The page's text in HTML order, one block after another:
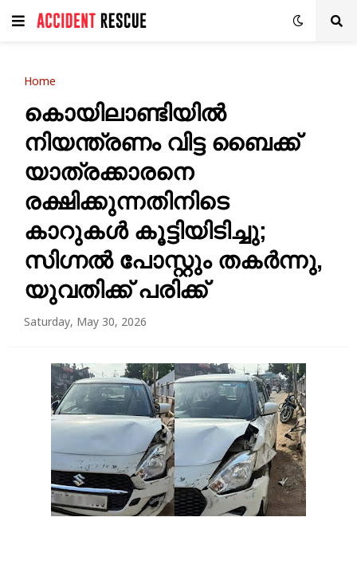
Home
​കൊയിലാണ്ടിയിൽ
നിയന്ത്രണം വിട്ട ബൈക്ക്
യാത്രക്കാരനെ
രക്ഷിക്കുന്നതിനിടെ
കാറുകൾ കൂട്ടിയിടിച്ചു;
സിഗ്നൽ പോസ്റ്റും തകർന്നു,
യുവതിക്ക് പരിക്ക്
Saturday, May 30, 2026